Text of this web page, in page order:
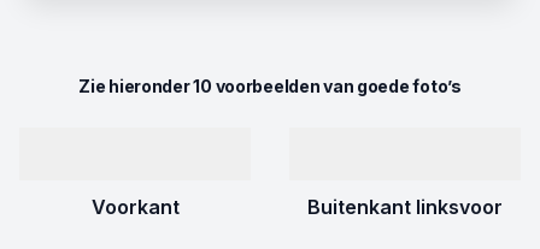
Zie hieronder 10 voorbeelden van goede foto’s
Voorkant Buitenkant linksvoor